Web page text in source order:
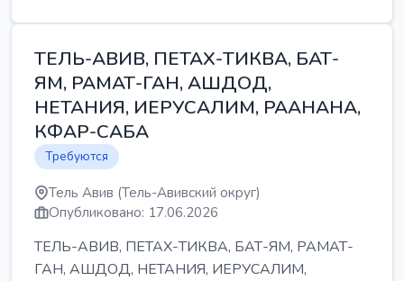
ТЕЛЬ-АВИВ, ПЕТАХ-ТИКВА, БАТ-
ЯМ, РАМАТ-ГАН, АШДОД,
НЕТАНИЯ, ИЕРУСАЛИМ, РААНАНА,
КФАР-САБА
Требуются
Тель Авив (Тель-Авивский округ)
Опубликовано: 17.06.2026
ТЕЛЬ-АВИВ, ПЕТАХ-ТИКВА, БАТ-ЯМ, РАМАТ-
ГАН, АШДОД, НЕТАНИЯ, ИЕРУСАЛИМ,